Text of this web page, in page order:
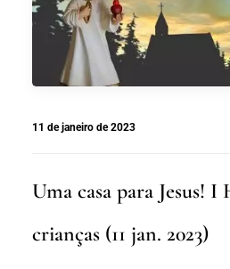
11 de janeiro de 2023
Uma casa para Jesus!
crianças (11 jan. 2023)